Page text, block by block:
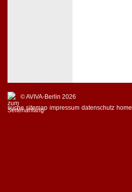
© AVIVA-Berlin 2026
suche sitemap impressum datenschutz home